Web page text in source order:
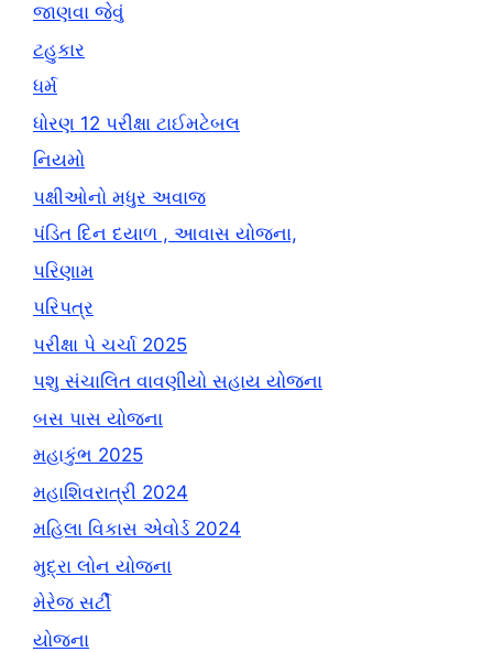
જાણવા જેવું
ટહુકાર
ધર્મ
ધોરણ 12 પરીક્ષા ટાઈમટેબલ
નિયમો
પક્ષીઓનો મધુર અવાજ
પંડિત દિન દયાળ , આવાસ યોજના,
પરિણામ
પરિપત્ર
પરીક્ષા પે ચર્ચા 2025
પશુ સંચાલિત વાવણીયો સહાય યોજના
બસ પાસ યોજના
મહાકુંભ 2025
મહાશિવરાત્રી 2024
મહિલા વિકાસ એવોર્ડ 2024
મુદ્રા લોન યોજના
મેરેજ સર્ટી
યોજના